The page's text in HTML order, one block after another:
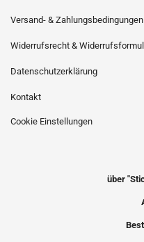
Versand- & Zahlungsbedingungen
Widerrufsrecht &
Datenschutzerklärung
Kontakt
Cookie Einstellungen
über